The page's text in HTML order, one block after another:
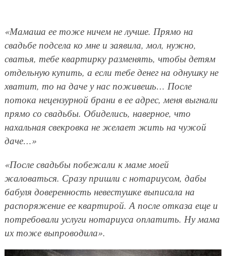
«Мамаша ее тоже ничем не лучше. Прямо на
свадьбе подсела ко мне и заявила, мол, нужно,
сватья, тебе квартирку разменять, чтобы детям
отдельную купить, а если тебе денег на однушку не
хватит, то на даче у нас поживешь… После
потока нецензурной брани в ее адрес, меня выгнали
прямо со свадьбы. Обиделись, наверное, что
нахальная свекровка не желает жить на чужой
даче…»
«После свадьбы побежали к маме моей
жаловаться. Сразу пришли с нотариусом, дабы
бабуля доверенность невестушке выписала на
распоряжение ее квартирой. А после отказа еще и
потребовали услуги нотариуса оплатить. Ну мама
их тоже выпроводила».